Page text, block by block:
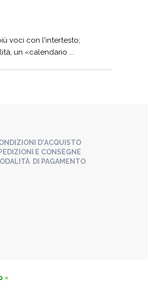
voci con l'intertesto;
un «calendario ...
D'ACQUISTO
E CONSEGNE
DI PAGAMENTO
»